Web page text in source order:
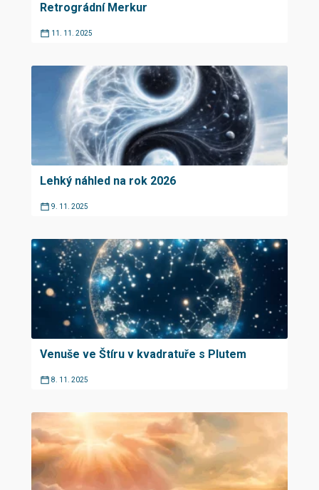
Retrográdní Merkur
11. 11. 2025
Lehký náhled na rok 2026
9. 11. 2025
Venuše ve Štíru v kvadratuře s Plutem
8. 11. 2025